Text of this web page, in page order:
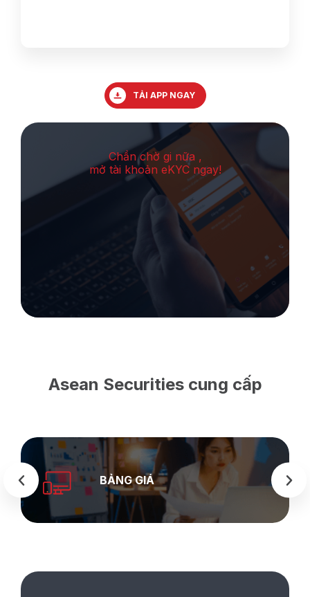
TẢI APP NGAY
Chần chờ gi nữa ,
mở tài khoản eKYC ngay!
Asean Securities cung cấp
BẢNG GIÁ